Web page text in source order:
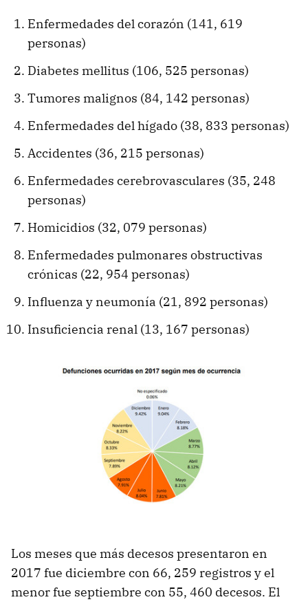
Enfermedades del corazón (141, 619
personas)
Diabetes mellitus (106, 525 personas)
Tumores malignos (84, 142 personas)
Enfermedades del hígado (38, 833 personas)
Accidentes (36, 215 personas)
Enfermedades cerebrovasculares (35, 248
personas)
Homicidios (32, 079 personas)
Enfermedades pulmonares obstructivas
crónicas (22, 954 personas)
Influenza y neumonía (21, 892 personas)
Insuficiencia renal (13, 167 personas)
Los meses que más decesos presentaron en
2017 fue diciembre con 66, 259 registros y el
menor fue septiembre con 55, 460 decesos. El